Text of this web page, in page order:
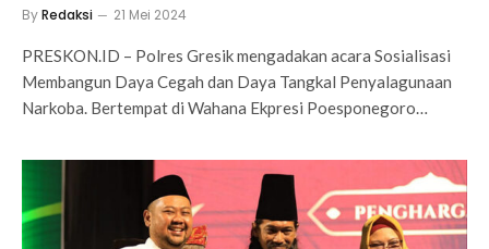
ByRedaksi 21 Mei 2024
PRESKON.ID – Polres Gresik mengadakan acara Sosialisasi
Membangun Daya Cegah dan Daya Tangkal Penyalagunaan
Narkoba. Bertempat di Wahana Ekpresi Poesponegoro…